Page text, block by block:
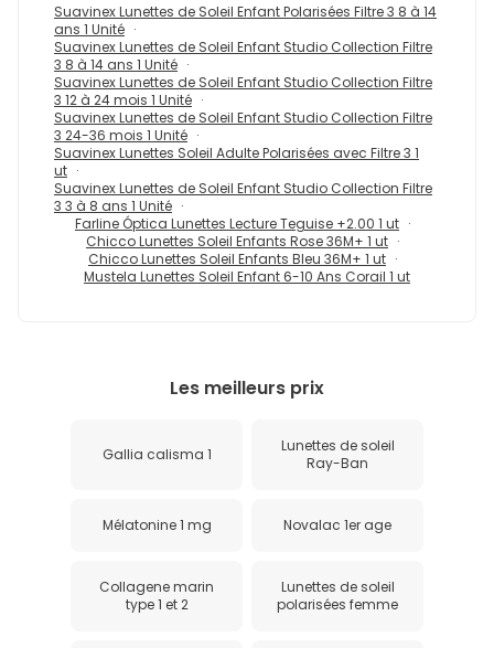
Suavinex Lunettes de Soleil Enfant Polarisées Filtre 3 8 à 14
ans 1 Unité
Suavinex Lunettes de Soleil Enfant Studio Collection Filtre
3 8 à 14 ans 1 Unité
Suavinex Lunettes de Soleil Enfant Studio Collection Filtre
3 12 à 24 mois 1 Unité
Suavinex Lunettes de Soleil Enfant Studio Collection Filtre
3 24-36 mois 1 Unité
Suavinex Lunettes Soleil Adulte Polarisées avec Filtre 3 1
ut
Suavinex Lunettes de Soleil Enfant Studio Collection Filtre
3 3 à 8 ans 1 Unité
Farline Óptica Lunettes Lecture Teguise +2.00 1 ut
Chicco Lunettes Soleil Enfants Rose 36M+ 1 ut
Chicco Lunettes Soleil Enfants Bleu 36M+ 1 ut
Mustela Lunettes Soleil Enfant 6-10 Ans Corail 1 ut
Les meilleurs prix
Gallia calisma 1
Lunettes de soleil
Ray-Ban
Mélatonine 1 mg Novalac 1er age
Collagene marin
type 1 et 2
Lunettes de soleil
polarisées femme